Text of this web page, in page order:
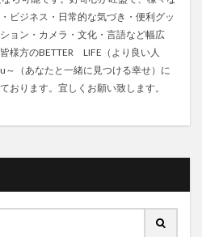
ビジネス・日常的な気づき・便利グッ
ョン・カメラ・文化・言語など幅広
様方のBETTER LIFE（より良い人
～（あなたと一緒に見つける幸せ）に
おります。宜しくお願い致します。